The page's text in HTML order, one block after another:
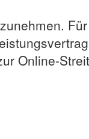
Online-